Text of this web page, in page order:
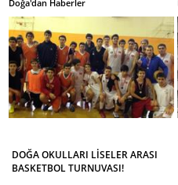
Doğa'dan Haberler
DOĞA OKULLARI LİSELER ARASI
BASKETBOL TURNUVASI!